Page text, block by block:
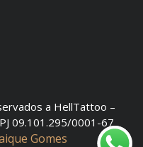
a HellTattoo –
09.101.295/0001-67
Gomes